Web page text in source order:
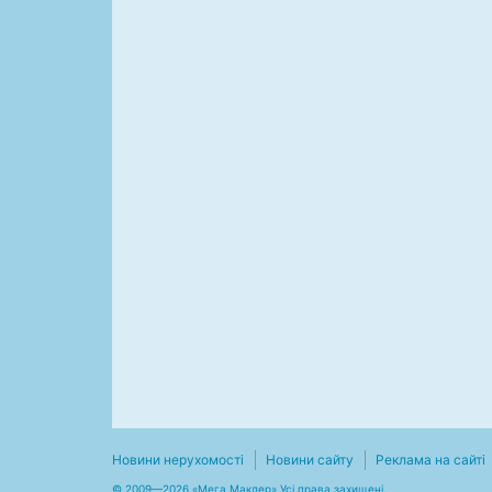
Новини нерухомості Новини сайту Реклама на сайті
© 2009—2026 «Мега Маклер» Усі права захищені.